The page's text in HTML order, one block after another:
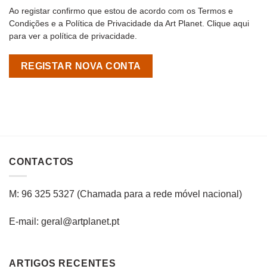
Ao registar confirmo que estou de acordo com os Termos e
Condições e a Política de Privacidade da Art Planet. Clique aqui
para ver a política de privacidade
REGISTAR NOVA CONTA
CONTACTOS
M: 96 325 5327 (Chamada para a rede móvel nacional )
E-mail: geral@artplanet.pt
ARTIGOS RECENTES